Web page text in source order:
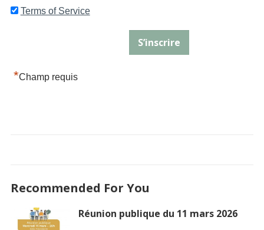
Terms of Service
*Champ requis
Recommended For You
Réunion publique du 11 mars 2026